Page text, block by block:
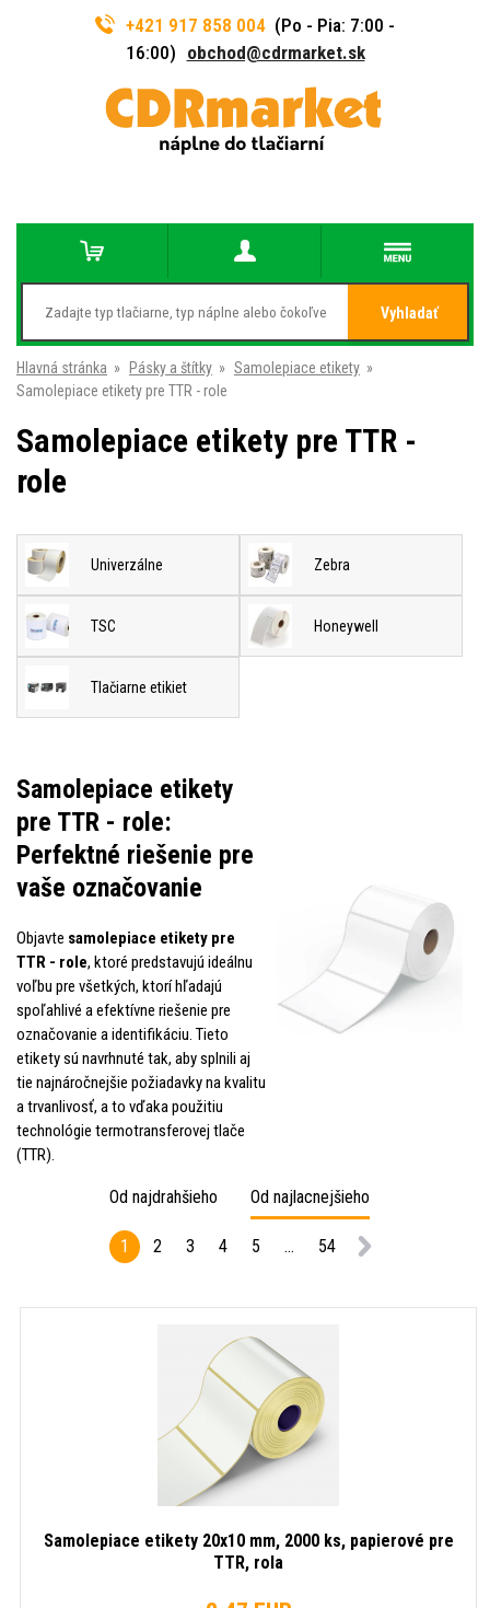
+421 917 858 004 (Po - Pia: 7:00 -
16:00) obchod@cdrmarket.sk
Vyhladať
Hlavná stránka » Pásky a štítky » Samolepiace etikety »
Samolepiace etikety pre TTR - role
Samolepiace etikety pre TTR -
role
Univerzálne Zebra
TSC Honeywell
Tlačiarne etikiet
Samolepiace etikety
pre TTR - role:
Perfektné riešenie pre
vaše označovanie
Objavte samolepiace etikety pre
TTR - role, ktoré predstavujú ideálnu
voľbu pre všetkých, ktorí hľadajú
spoľahlivé a efektívne riešenie pre
označovanie a identifikáciu. Tieto
etikety sú navrhnuté tak, aby splnili aj
tie najnáročnejšie požiadavky na kvalitu
a trvanlivosť, a to vďaka použitiu
technológie termotransferovej tlače
(TTR).
Od najdrahšieho Od najlacnejšieho
1 2 3 4 5 ... 54
Samolepiace etikety 20x10 mm, 2000 ks, papierové pre
TTR, rola